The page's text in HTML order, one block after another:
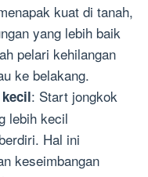
kuat di tanah,
yang lebih baik
pelari kehilangan
ke belakang.
: Start jongkok
lebih kecil
Hal ini
keseimbangan